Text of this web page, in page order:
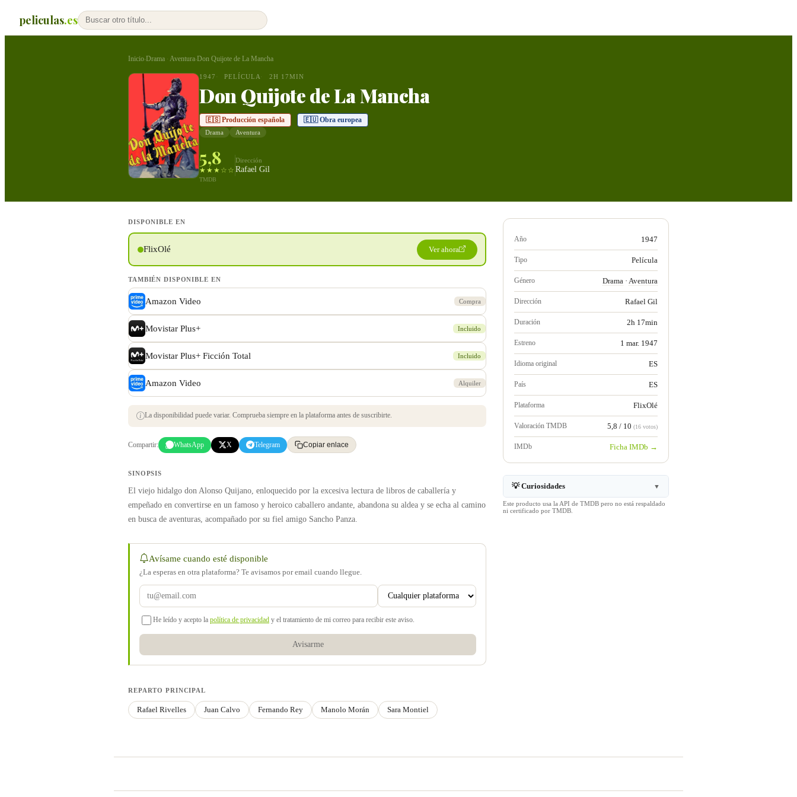
peliculas.es
Inicio›Drama · Aventura›Don Quijote de La Mancha
1947 PELÍCULA 2H 17MIN
Don Quijote de La Mancha
🇪🇸 Producción española 🇪🇺 Obra europea
Drama Aventura
5,8
★★★☆☆
TMDB
Dirección
Rafael Gil
DISPONIBLE EN
FlixOlé Ver ahora
TAMBIÉN DISPONIBLE EN
Amazon Video Compra
Movistar Plus+ Incluido
Movistar Plus+ Ficción Total Incluido
Amazon Video Alquiler
La disponibilidad puede variar. Comprueba siempre en la plataforma antes de suscribirte.
Compartir: WhatsApp X Telegram Copiar enlace
SINOPSIS
El viejo hidalgo don Alonso Quijano, enloquecido por la excesiva lectura de libros de caballería y
empeñado en convertirse en un famoso y heroico caballero andante, abandona su aldea y se echa al camino
en busca de aventuras, acompañado por su fiel amigo Sancho Panza.
Avísame cuando esté disponible
¿La esperas en otra plataforma? Te avisamos por email cuando llegue.
He leído y acepto la política de privacidad y el tratamiento de mi correo para recibir este aviso.
Avisarme
REPARTO PRINCIPAL
Rafael Rivelles Juan Calvo Fernando Rey Manolo Morán Sara Montiel
Año 1947
Tipo Película
Género Drama · Aventura
Dirección Rafael Gil
Duración 2h 17min
Estreno 1 mar. 1947
Idioma original ES
País ES
Plataforma FlixOlé
Valoración TMDB 5,8 / 10 (16 votos)
IMDb Ficha IMDb →
💡 Curiosidades ▼
Este producto usa la API de TMDB pero no está respaldado
ni certificado por TMDB.